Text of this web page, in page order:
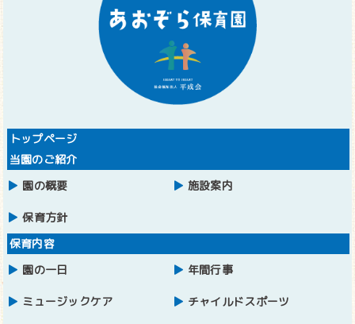
トップページ
当園のご紹介
園の概要
施設案内
保育方針
保育内容
園の一日
年間行事
ミュージックケア チャイルドスポーツ